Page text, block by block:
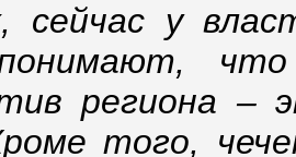
сейчас у
что
региона –
того,